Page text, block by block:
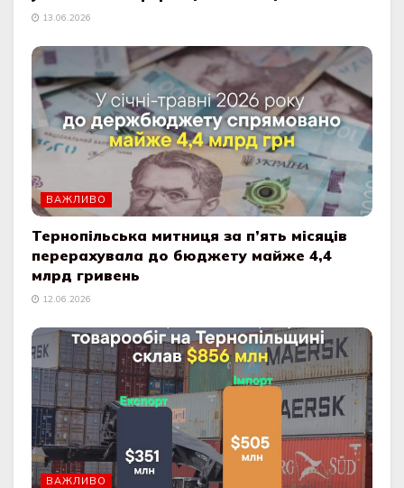
13.06.2026
ВАЖЛИВО
Тернопільська митниця за п’ять місяців
перерахувала до бюджету майже 4,4
млрд гривень
12.06.2026
ВАЖЛИВО